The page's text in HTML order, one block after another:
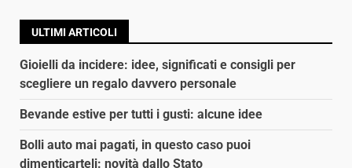
ULTIMI ARTICOLI
Gioielli da incidere: idee, significati e consigli per
scegliere un regalo davvero personale
Bevande estive per tutti i gusti: alcune idee
Bolli auto mai pagati, in questo caso puoi
dimenticarteli: novità dallo Stato